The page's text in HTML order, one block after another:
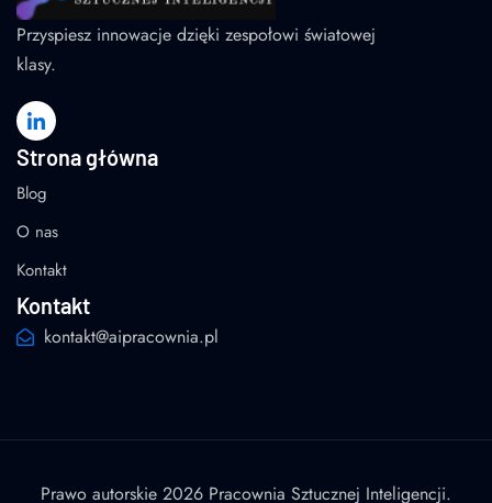
Przyspiesz innowacje dzięki zespołowi światowej
klasy.
Strona główna
Blog
O nas
Kontakt
Kontakt
kontakt@aipracownia.pl
Prawo autorskie 2026 Pracownia Sztucznej Inteligencji.